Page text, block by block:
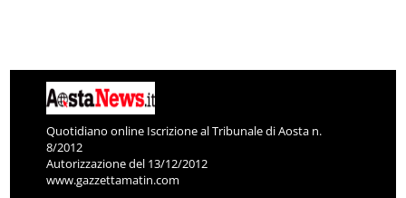
Quotidiano online Iscrizione al Tribunale di Aosta n.
8/2012
Autorizzazione del 13/12/2012
www.gazzettamatin.com